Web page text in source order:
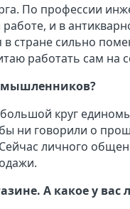
По профессии
и в
стране сильно
работать сам на
круг
ни говорили о
личного
А какое у